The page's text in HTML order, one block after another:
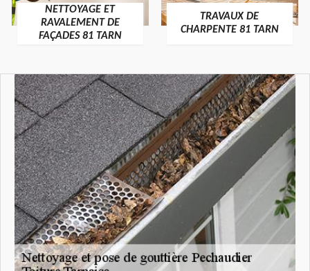
NETTOYAGE ET
RAVALEMENT DE
FAÇADES 81 TARN
TRAVAUX DE
CHARPENTE 81 TARN